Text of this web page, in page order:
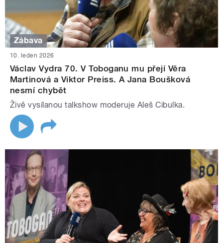
Zábava
10. leden 2026
Václav Vydra 70. V Toboganu mu přejí Věra
Martinová a Viktor Preiss. A Jana Boušková
nesmí chybět
Živě vysílanou talkshow moderuje Aleš Cibulka.